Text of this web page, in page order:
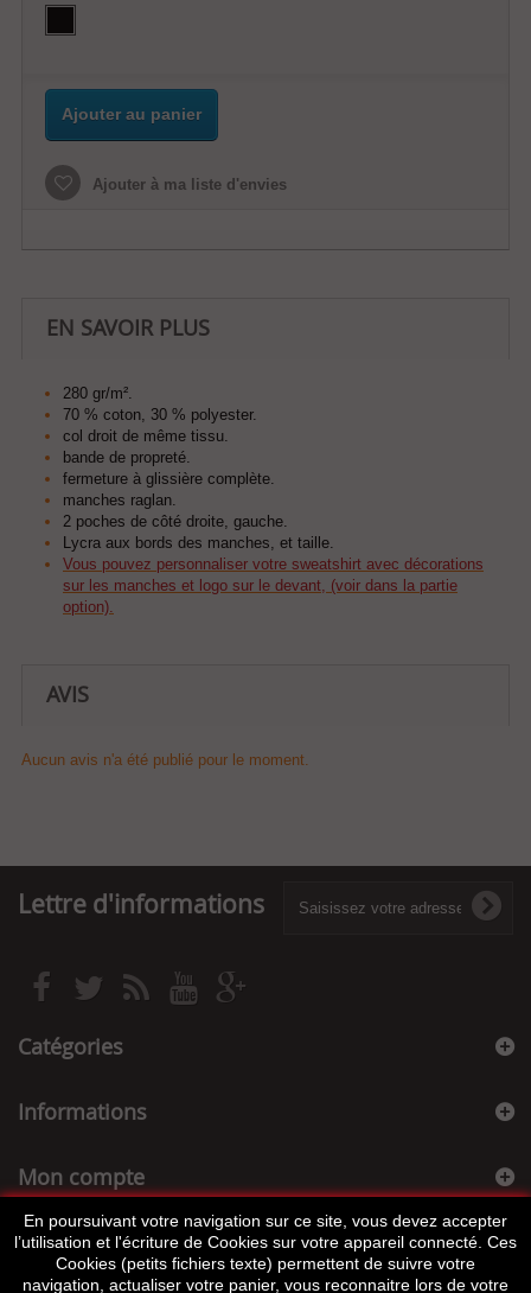
Ajouter au panier
Ajouter à ma liste d'envies
EN SAVOIR PLUS
280 gr/m².
70 % coton, 30 % polyester.
col droit de même tissu.
bande de propreté.
fermeture à glissière complète.
manches raglan.
2 poches de côté droite, gauche.
Lycra aux bords des manches, et taille.
Vous pouvez personnaliser votre sweatshirt avec décorations
sur les manches et logo sur le devant, (voir dans la partie
option).
AVIS
Aucun avis n'a été publié pour le moment.
Lettre d'informations
Catégories
Informations
Mon compte
Informations sur votre boutique
En poursuivant votre navigation sur ce site, vous devez accepter
l’utilisation et l'écriture de Cookies sur votre appareil connecté. Ces
Cookies (petits fichiers texte) permettent de suivre votre
navigation, actualiser votre panier, vous reconnaitre lors de votre